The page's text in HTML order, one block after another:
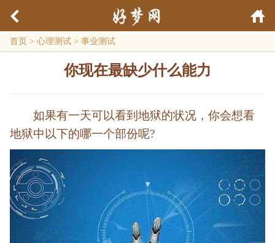
首页 > 心理测试 > 事业测试
你现在最缺少什么能力
如果有一天可以看到地狱的状况，你会想看
地狱中以下的哪一个部份呢?